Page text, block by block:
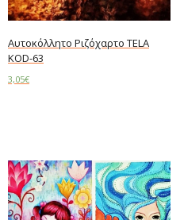
Αυτοκόλλητο Ριζόχαρτο TELA
KOD-63
3,05€